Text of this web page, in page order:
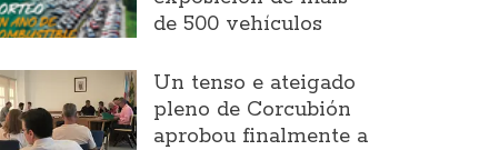
de 500 vehículos
Un tenso e ateigado
pleno de Corcubión
aprobou finalmente a